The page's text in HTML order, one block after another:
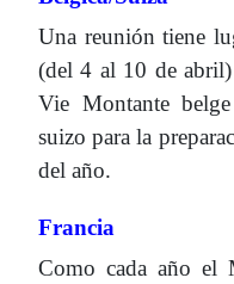
Una reunión tiene
(del 4 al 10 de abril)
Vie Montante
suizo para la
del año.
Francia
Como cada año el